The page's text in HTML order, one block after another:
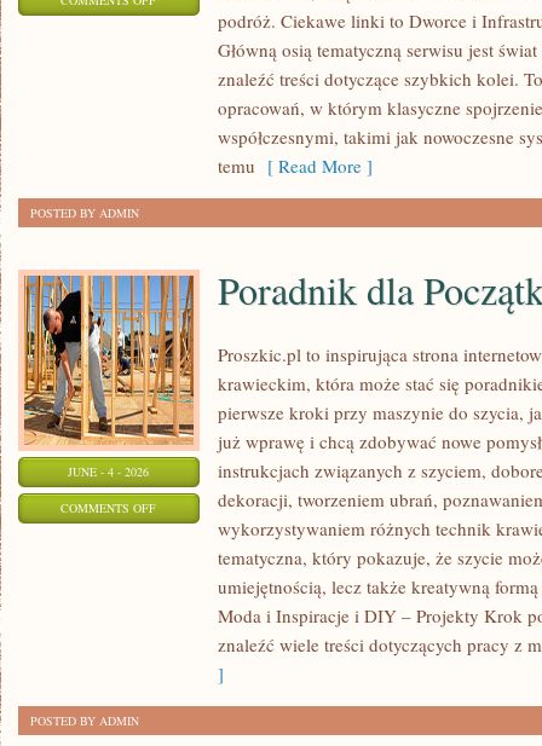
INFRASTRUKTURA
podróż. Ciekawe linki to Dworce i
Główną osią tematyczną serwisu jest
znaleźć treści dotyczące szybkich kolei.
opracowań, w którym klasyczne
współczesnymi, takimi jak nowoczesne
temu [ Read More ]
POSTED BY ADMIN
JUNE - 4 - 2026
COMMENTS OFFON
POCZĄTKUJĄCYCH
Poradnik dla
Proszkic.pl to inspirująca strona
krawieckim, która może stać się
pierwsze kroki przy maszynie do szycia,
już wprawę i chcą zdobywać nowe
instrukcjach związanych z szyciem,
dekoracji, tworzeniem ubrań,
wykorzystywaniem różnych technik
tematyczna, który pokazuje, że szycie
umiejętnością, lecz także kreatywną
Moda i Inspiracje i DIY – Projekty Krok
znaleźć wiele treści dotyczących pracy z
]
POSTED BY ADMIN